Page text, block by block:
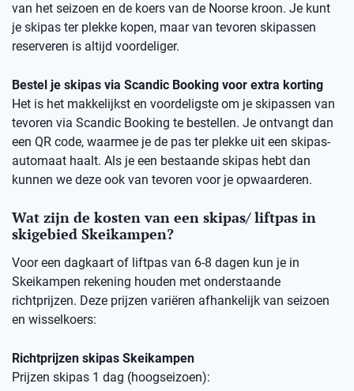
van het seizoen en de koers van de Noorse kroon. Je kunt
je skipas ter plekke kopen, maar van tevoren skipassen
reserveren is altijd voordeliger.
Bestel je skipas via Scandic Booking voor extra korting
Het is het makkelijkst en voordeligste om je skipassen van
tevoren via Scandic Booking te bestellen. Je ontvangt dan
een QR code, waarmee je de pas ter plekke uit een skipas-
automaat haalt. Als je een bestaande skipas hebt dan
kunnen we deze ook van tevoren voor je opwaarderen.
Wat zijn de kosten van een skipas/ liftpas in
skigebied Skeikampen?
Voor een dagkaart of liftpas van 6-8 dagen kun je in
Skeikampen rekening houden met onderstaande
richtprijzen. Deze prijzen variëren afhankelijk van seizoen
en wisselkoers:
Richtprijzen skipas Skeikampen
Prijzen skipas 1 dag (hoogseizoen):